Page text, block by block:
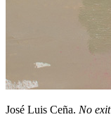
José Luis Ceña. No exit